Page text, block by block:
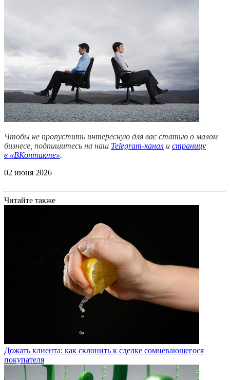
Чтобы не пропустить интересную для вас статью о малом
бизнесе, подпишитесь на наш Telegram-канал и страницу
в «ВКонтакте».
02 июня 2026
Читайте также
Дожать клиента: как склонить к сделке сомневающегося
покупателя